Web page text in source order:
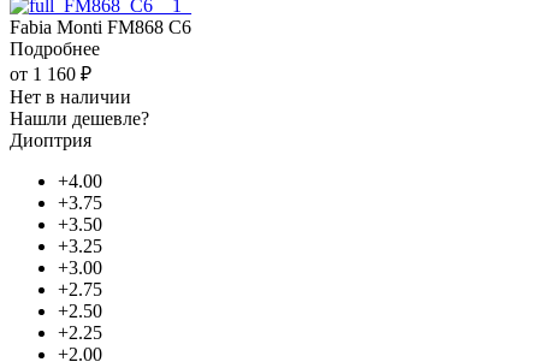
Fabia Monti FM868 C6
Подробнее
от 1 160 ₽
Нет в наличии
Нашли дешевле?
Диоптрия
+4.00
+3.75
+3.50
+3.25
+3.00
+2.75
+2.50
+2.25
+2.00